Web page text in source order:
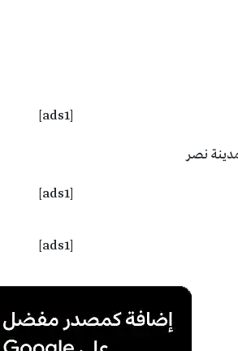
[ads1]
[ads1]
[ads1]